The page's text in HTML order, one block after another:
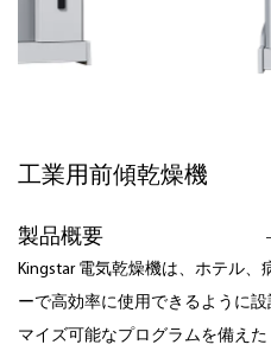
工業用前傾乾燥機
製品概要
Kingstar 電気乾燥機は、ホテル、
ーで高効率に使用できるように
マイズ可能なプログラムを備え